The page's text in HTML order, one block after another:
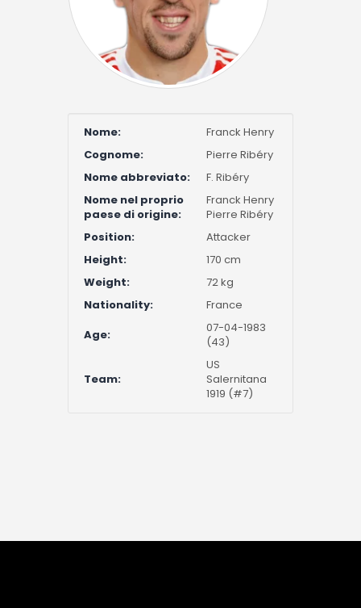
Nome:
Franck Henry
Cognome:
Pierre Ribéry
Nome abbreviato:
F. Ribéry
Nome nel proprio
paese di origine:
Franck Henry
Pierre Ribéry
Position:
Attacker
Height:
170 cm
Weight:
72 kg
Nationality:
France
Age:
07-04-1983
(43)
Team:
US
Salernitana
1919 (#7)